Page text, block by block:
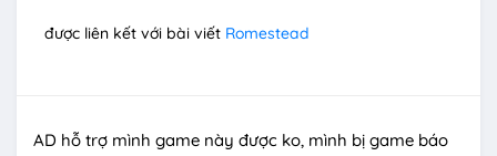
được liên kết với bài viết Romestead
AD hỗ trợ mình game này được ko, mình bị game báo